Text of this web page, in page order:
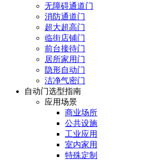
无障碍通道门
消防通道门
超大超高门
临街店铺门
前台接待门
居所家用门
隐形自动门
洁净气密门
自动门选型指南
应用场景
商业场所
公共设施
工业应用
室内家用
特殊定制